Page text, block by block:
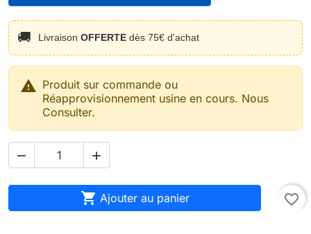
🚚 Livraison OFFERTE dès 75€ d'achat
 Produit sur commande ou
Réapprovisionnement usine en cours. Nous
Consulter.
 
 Ajouter au panier favorite_border